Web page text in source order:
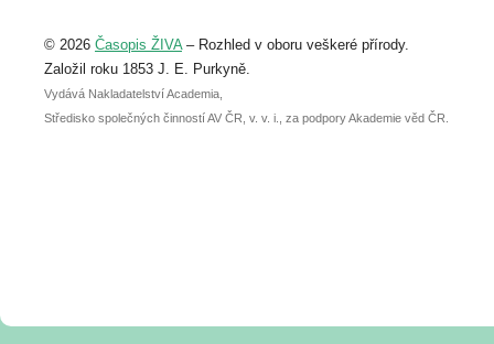
abstraktu přihlášené přednášky nebo
posteru je už 30. června.
© 2026 Časopis ŽIVA– Rozhled v oboru veškeré přírody.
Založil roku 1853 J. E. Purkyně.
Vydává Nakladatelství Academia,
Středisko společných činností AV ČR, v. v. i., za podpory Akademie věd ČR.